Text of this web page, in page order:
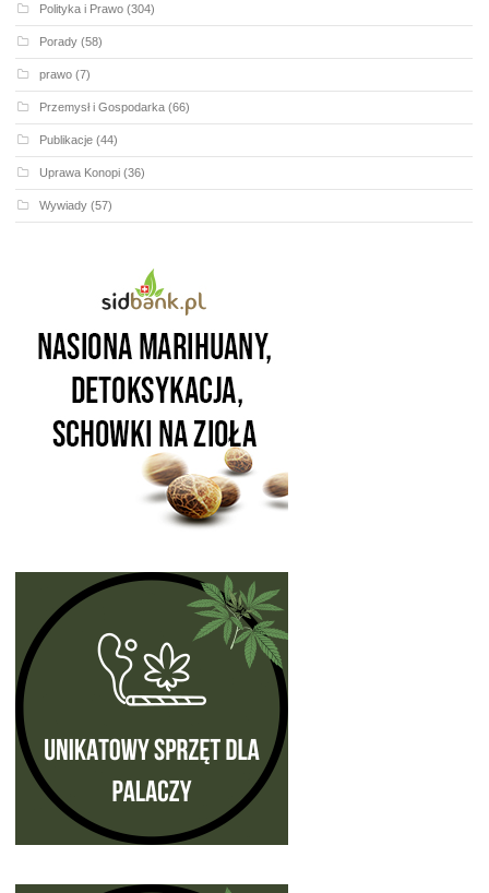
Polityka i Prawo (304)
Porady (58)
prawo (7)
Przemysł i Gospodarka (66)
Publikacje (44)
Uprawa Konopi (36)
Wywiady (57)